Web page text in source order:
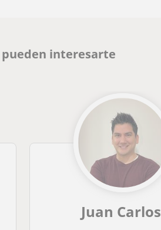
pueden interesarte
Juan Carlos